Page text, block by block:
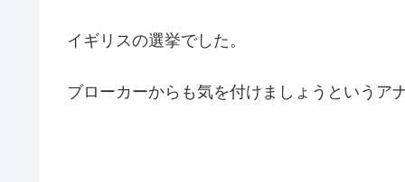
イギリスの選挙でした。
ブローカーからも気を付けましょうというア